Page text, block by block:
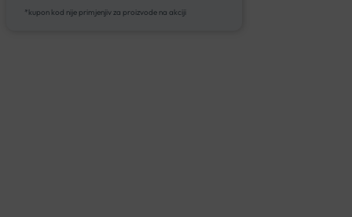
*kupon kod nije primjenjiv za proizvode na akciji